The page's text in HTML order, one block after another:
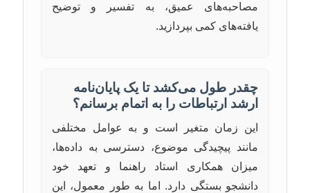
مصاحبه‌های عمیق، به تفسیر و توضیح
یافته‌های کمی بپردازید.
چقدر طول می‌کشد تا یک پایان‌نامه
ارشد ارتباطات را به اتمام برسانم؟
این زمان متغیر است و به عوامل مختلفی
مانند پیچیدگی موضوع، دسترسی به داده‌ها،
میزان همکاری استاد راهنما و تعهد خود
دانشجو بستگی دارد. اما به طور معمول، این